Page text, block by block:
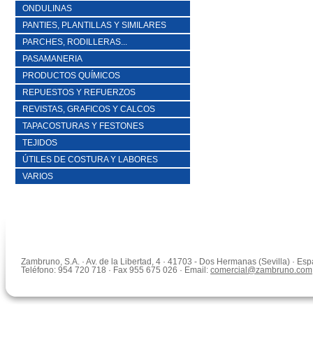
ONDULINAS
PANTIES, PLANTILLAS Y SIMILARES
PARCHES, RODILLERAS...
PASAMANERIA
PRODUCTOS QUÍMICOS
REPUESTOS Y REFUERZOS
REVISTAS, GRAFICOS Y CALCOS
TAPACOSTURAS Y FESTONES
TEJIDOS
ÚTILES DE COSTURA Y LABORES
VARIOS
Zambruno, S.A. · Av. de la Libertad, 4 · 41703 - Dos Hermanas (Sevilla) ·
Teléfono: 954 720 718 · Fax 955 675 026 · Email: comercial@zambruno.com